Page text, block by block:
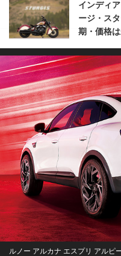
インディ
ージ・ス
期・価格
ルノー アルカナ エスプリ アルピ